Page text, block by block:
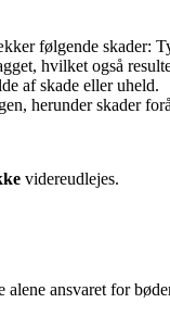
følgende skader:
hvilket også
af skade eller uheld.
herunder skader
videreudlejes.
ansvaret for